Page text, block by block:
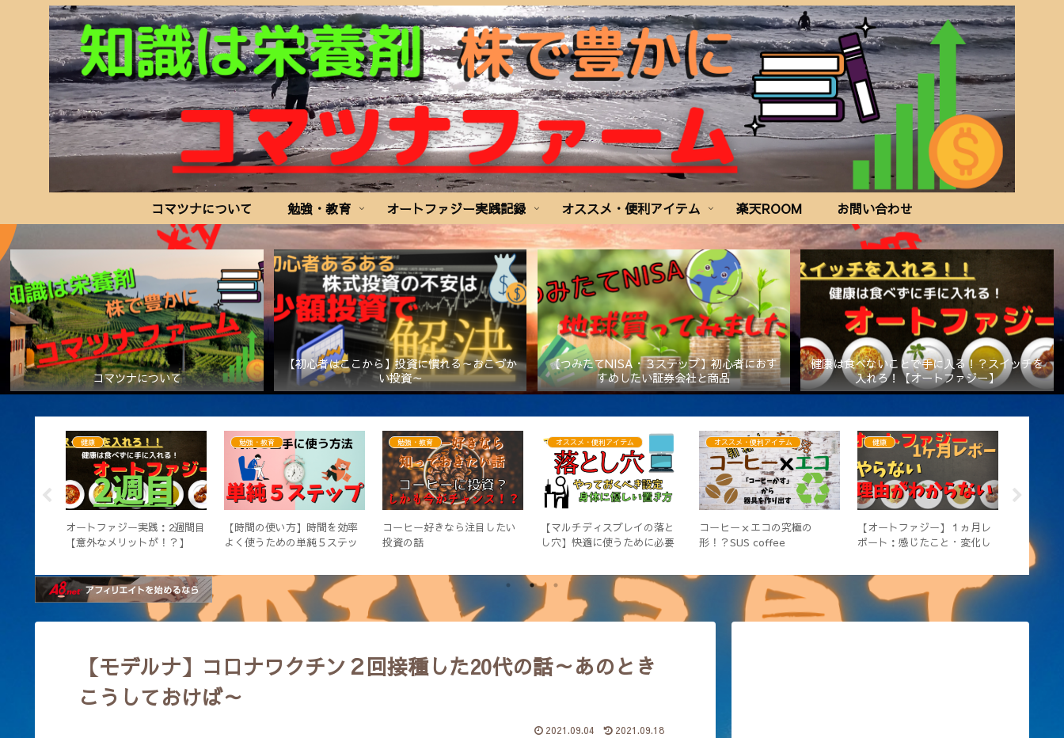
コマツナについて 勉強・教育 オートファジー実践記録 オススメ・便利アイテム 楽天ROOM お問い合わせ
コマツナについて
【初心者はここから】投資に慣れる～おこづか
い投資～
【つみたてNISA・３ステップ】初心者におす
すめしたい証券会社と商品
健康は食べないことで手に入る！？スイッチを
入れろ！【オートファジー】
オススメ・便利アイテム
お金持ちになりたいなら読む
べき本【おすすめ書籍４選】
オススメ・便利アイテム
コーヒー好きなら使うべきス
マホアプリ～ドリップタイマ
健康
オートファジー実践：3週間目
【お腹周りに変化が！あらす
リボ・借金
お金が貯まらない・・・【減
らない理由編】
健康
オートファジー実践：1週間目
【16時間の空腹に耐える】
オススメ・便利アイテム
【家カフェ】電動ミルってい
るの？手動VS電動どっちがい
毎月配
遣い稼
柄を紹介
【モデルナ】コロナワクチン２回接種した20代の話～あのとき
こうしておけば～
2021.09.04 2021.09.18